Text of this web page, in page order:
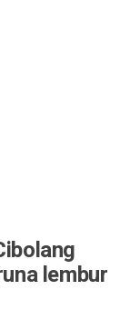
lembur